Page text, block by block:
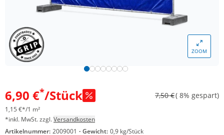
ZOOM
6,90 €*/Stück 7,50 €( 8% gespart)
1,15 €*/1 m²
*inkl. MwSt. zzgl.Versandkosten
Artikelnummer: 2009001 · Gewicht: 0,9 kg/Stück